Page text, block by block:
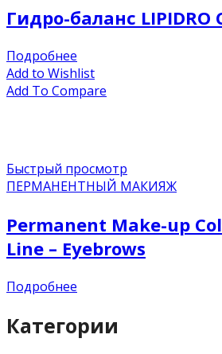
Гидро-баланс LIPIDRO
Подробнее
Add to Wishlist
Add To Compare
Быстрый просмотр
ПЕРМАНЕНТНЫЙ МАКИЯЖ
Permanent Make-up
Line – Eyebrows
Подробнее
Категории